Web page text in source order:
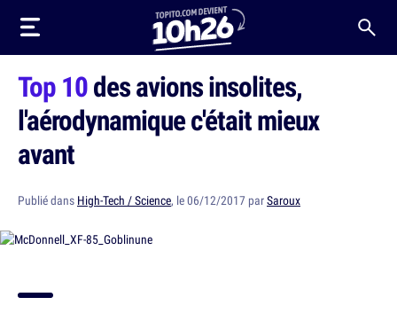
Top 10des avions insolites,
l'aérodynamique c'était mieux
avant
Publié dans High-Tech / Science, le 06/12/2017 parSaroux